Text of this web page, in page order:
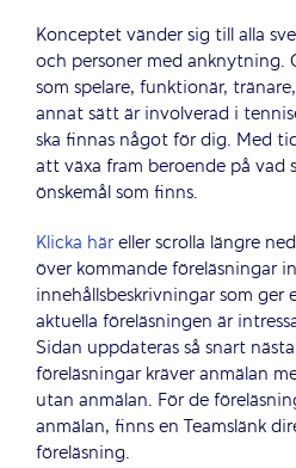
Konceptet vänder sig till alla
och personer med anknytning.
som spelare, funktionär,
annat sätt är involverad i
ska finnas något för dig. Med
att växa fram beroende på vad
önskemål som finns.
Klicka häreller scrolla längre
över kommande föreläsningar
innehållsbeskrivningar som
aktuella föreläsningen är
Sidan uppdateras så snart
föreläsningar kräver anmälan
utan anmälan. För de
anmälan, finns en Teamslänk
föreläsning.